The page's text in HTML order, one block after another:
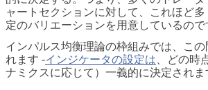
ャートセクションに対して、これほど
定のバリエーションを用意しているので
インパルス均衡理論の枠組みでは、こ
れます -インジケータの設定は 、どの時
ナミクスに応じて）一義的に決定されま